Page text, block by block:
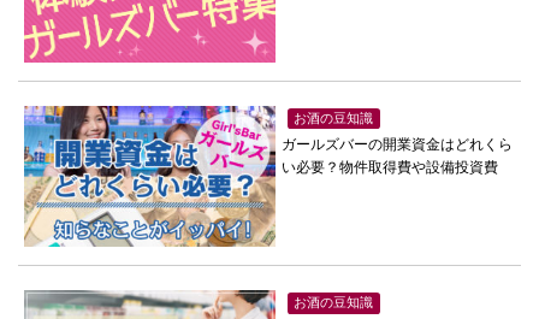
お酒の豆知識
ガールズバーの開業資金はどれくら
い必要？物件取得費や設備投資費
お酒の豆知識